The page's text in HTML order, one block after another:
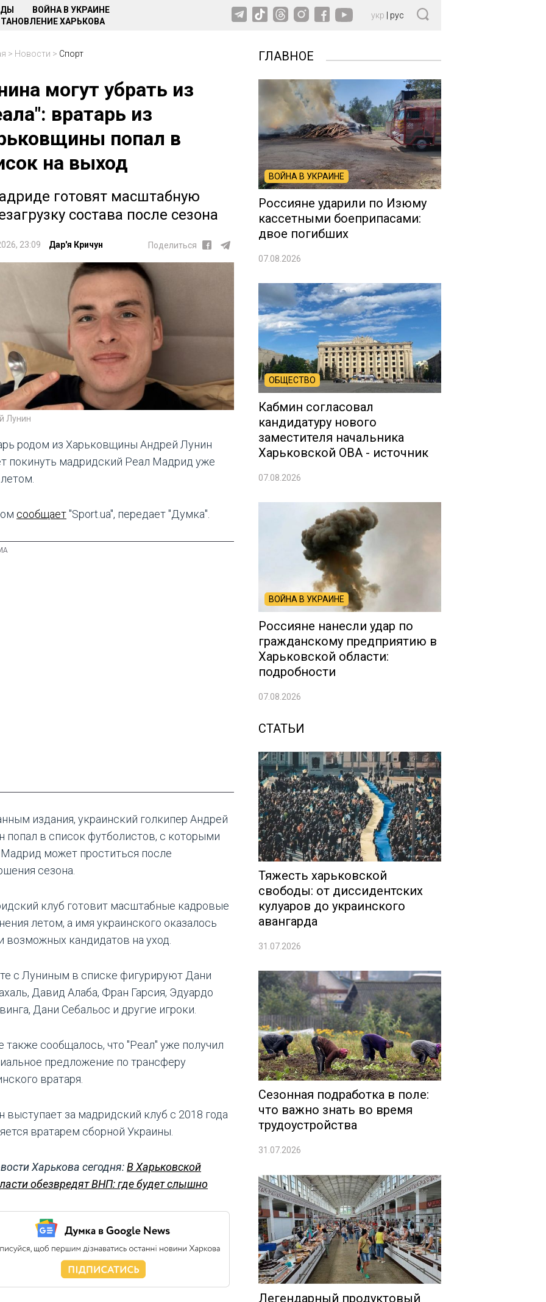
ВОЙНА В УКРАИНЕ
ХАРЬКОВА
укр рус
> Новости > Спорт
могут убрать из
вратарь из
попал в
на выход
готовят масштабную
состава после сезона
23:09 Дар'я Кричун Поделиться
Лунин
родом из Харьковщины Андрей Лунин
покинуть мадридский Реал Мадрид уже
сообщает"Sport.ua", передает "Думка".
издания, украинский голкипер Андрей
попал в список футболистов, с которыми
может проститься после
сезона.
клуб готовит масштабные кадровые
летом, а имя украинского оказалось
возможных кандидатов на уход.
с Луниным в списке фигурируют Дани
Давид Алаба, Фран Гарсия, Эдуардо
Дани Себальос и другие игроки.
также сообщалось, что "Реал" уже получил
предложение по трансферу
вратаря.
выступает за мадридский клуб с 2018 года
вратарем сборной Украины.
Харькова сегодня:В Харьковской
обезвредят ВНП: где будет слышно
ГЛАВНОЕ
ВОЙНА В УКРАИНЕ
Россияне ударили по Изюму
кассетными боеприпасами:
двое погибших
07.08.2026
ОБЩЕСТВО
Кабмин согласовал
кандидатуру нового
заместителя начальника
Харьковской ОВА - источник
07.08.2026
ВОЙНА В УКРАИНЕ
Россияне нанесли удар по
гражданскому предприятию в
Харьковской области:
подробности
07.08.2026
СТАТЬИ
Тяжесть харьковской
свободы: от диссидентских
кулуаров до украинского
авангарда
31.07.2026
Сезонная подработка в поле:
что важно знать во время
трудоустройства
31.07.2026
Легендарный продуктовый